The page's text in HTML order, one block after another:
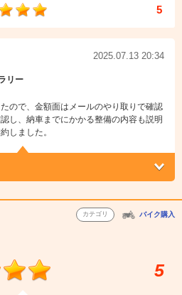
5
2025.07.13 20:34
リー
ので、金額面はメールのやり取りで確認
し、納車までにかかる整備の内容も説明
しました。
カテゴリ バイク購入
5